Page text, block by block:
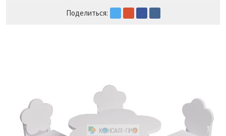
Поделиться: